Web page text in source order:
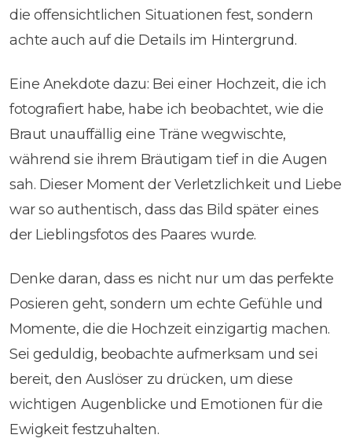
die offensichtlichen Situationen fest, sondern
achte auch auf die Details im Hintergrund.
Eine Anekdote dazu: Bei einer Hochzeit, die ich
fotografiert habe, habe ich beobachtet, wie die
Braut unauffällig eine Träne wegwischte,
während sie ihrem Bräutigam tief in die Augen
sah. Dieser Moment der Verletzlichkeit und Liebe
war so authentisch, dass das Bild später eines
der Lieblingsfotos des Paares wurde.
Denke daran, dass es nicht nur um das perfekte
Posieren geht, sondern um echte Gefühle und
Momente, die die Hochzeit einzigartig machen.
Sei geduldig, beobachte aufmerksam und sei
bereit, den Auslöser zu drücken, um diese
wichtigen Augenblicke und Emotionen für die
Ewigkeit festzuhalten.